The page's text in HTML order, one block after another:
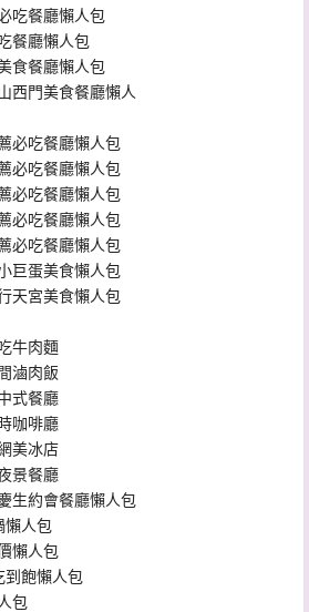
吃餐廳懶人包
餐廳懶人包
食餐廳懶人包
西門美食餐廳懶人
必吃餐廳懶人包
必吃餐廳懶人包
必吃餐廳懶人包
必吃餐廳懶人包
必吃餐廳懶人包
巨蛋美食懶人包
天宮美食懶人包
牛肉麵
滷肉飯
式餐廳
咖啡廳
美冰店
景餐廳
生約會餐廳懶人包
懶人包
懶人包
飽懶人包
包